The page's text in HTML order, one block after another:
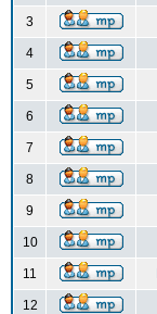
3
4
5
6
7
8
9
10
11
12